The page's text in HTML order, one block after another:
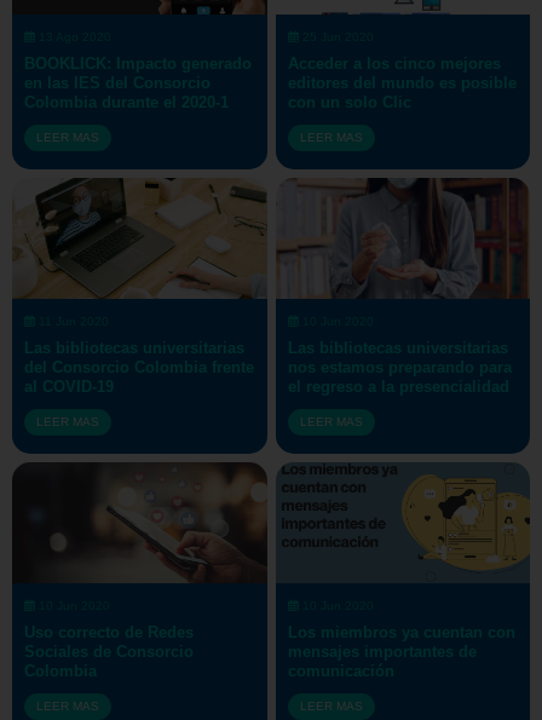
BOOKLICK: Impacto generado
en las IES del Consorcio
Colombia durante el 2020-1
LEER MAS
Acceder a los cinco mejores
editores del mundo es posible
con un solo Clic
LEER MAS
Las bibliotecas universitarias
del Consorcio Colombia frente
al COVID-19
LEER MAS
Las bibliotecas universitarias
nos estamos preparando para
el regreso a la presencialidad
LEER MAS
Uso correcto de Redes
Sociales de Consorcio
Colombia
LEER MAS
Los miembros ya cuentan con
mensajes importantes de
comunicación
LEER MAS